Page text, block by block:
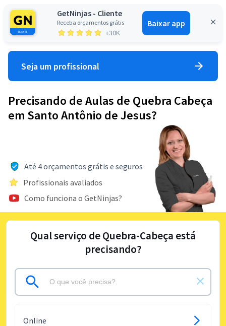
GetNinjas - Cliente
Receba orçamentos grátis
+30K
Baixar app
Entrar
Seja um profissional
Precisando de Aulas de Quebra Cabeça
em Santo Antônio de Jesus?
Até 4 orçamentos grátis e seguros
Profissionais avaliados
Como funciona o GetNinjas?
Qual serviço de Quebra-Cabeça está
precisando?
Online